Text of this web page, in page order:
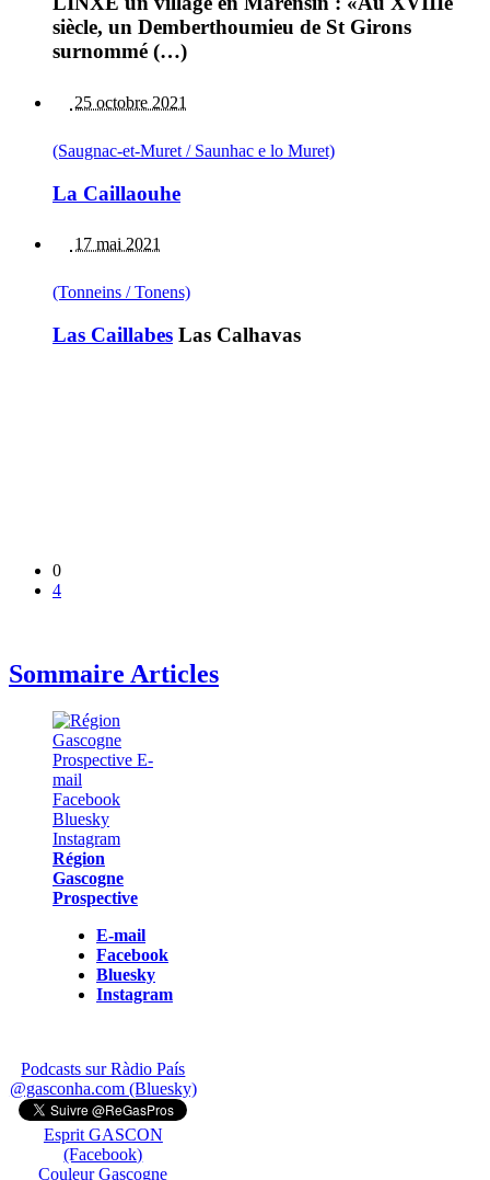
siècle, un Demberthoumieu de St Girons
surnommé (…)
25 octobre 2021
(Saugnac-et-Muret / Saunhac e lo Muret)
La Caillaouhe
17 mai 2021
(Tonneins / Tonens)
Las Caillabes Las Calhavas
0
4
Sommaire Articles
Région
Gascogne
Prospective
E-mail
Facebook
Bluesky
Instagram
Podcasts sur Ràdio País
@gasconha.com (Bluesky)
Esprit GASCON
(Facebook)
Couleur Gascogne